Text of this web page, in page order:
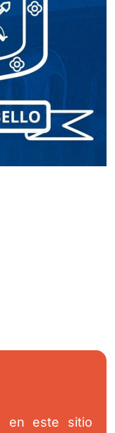
en este sitio